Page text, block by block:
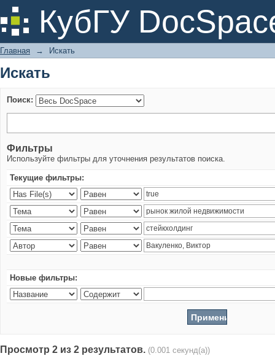
КубГУ
Искать
Главная → Искать
Искать
Поиск:
Фильтры
Используйте фильтры для уточнения результатов поиска.
Текущие фильтры:
Новые фильтры:
Просмотр 2 из 2 результатов. (0.001 секунд(а))